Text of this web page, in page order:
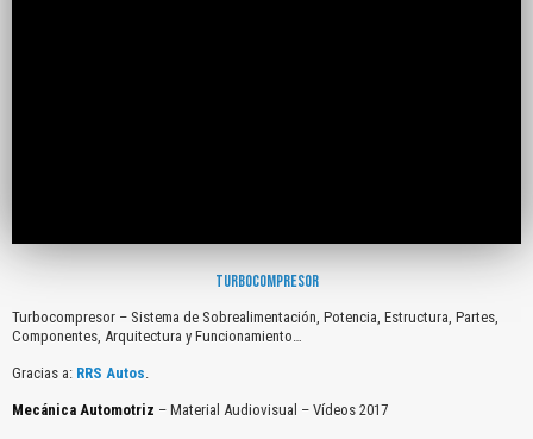
TURBOCOMPRESOR
Turbocompresor – Sistema de Sobrealimentación, Potencia, Estructura, Partes,
Componentes, Arquitectura y Funcionamiento…
Gracias a: RRS Autos.
Mecánica Automotriz – Material Audiovisual – Vídeos 2017